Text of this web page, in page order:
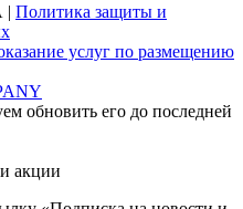
| Политика защиты и
услуг по размещению
обновить его до последней
акции